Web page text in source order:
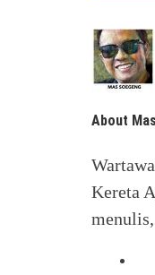
About
Kereta